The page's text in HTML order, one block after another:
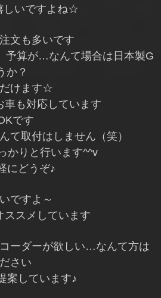
しいですよね☆
文も多いです
予算が…なんて場合は日本製G
か？
けます☆
車も対応しています
です
取付はしません（笑）
かりと行います^^v
にどうぞ♪
ですよ～
ススメしています
ーダーが欲しい…なんて方は
さい
案しています♪